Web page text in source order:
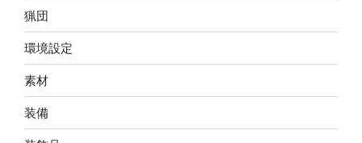
猟団
環境設定
素材
装備